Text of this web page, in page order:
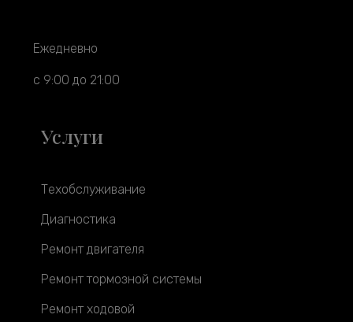
Ежедневно
с 9:00 до 21:00
Услуги
Техобслуживание
Диагностика
Ремонт двигателя
Ремонт тормозной системы
Ремонт ходовой